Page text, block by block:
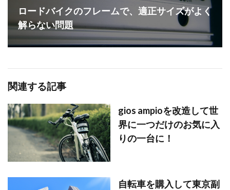
ロードバイクのフレームで、適正サイズがよく
解らない問題
関連する記事
gios ampioを改造して世
界に一つだけのお気に入
りの一台に！
自転車を購入して東京副